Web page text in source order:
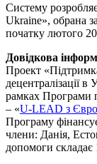
Систему
Ukraine», обрана
початку лютого
Довідкова
Проект
децентралізації в
рамках Програми
– «U-LEAD з
Програму
члени: Данія,
допомоги